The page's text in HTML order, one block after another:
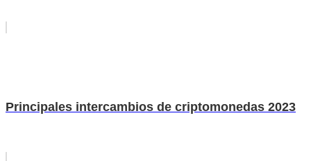
Principales intercambios de criptomonedas 2023